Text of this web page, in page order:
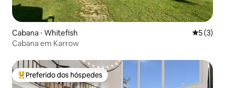
Cabana ⋅ Whitefish 5 de
5 (3)
Cabana em Karrow
Entre os melhores preferidos dos hóspedes
Preferido dos hóspedes